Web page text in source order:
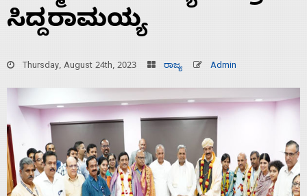
ಸಿದ್ದರಾಮಯ್ಯ
Thursday, August 24th, 2023 ರಾಜ್ಯ Admin